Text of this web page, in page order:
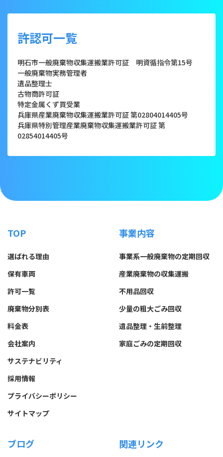
許認可一覧
明石市一般廃棄物収集運搬業許可証 明資循指令第15号
一般廃棄物実務管理者
遺品整理士
古物商許可証
特定金属くず買受業
兵庫県産業廃棄物収集運搬業許可証 第02804014405号
兵庫県特別管理産業廃棄物収集運搬業許可証 第
02854014405号
TOP
選ばれる理由
保有車両
許可一覧
廃棄物分別表
料金表
会社案内
サステナビリティ
採用情報
プライバシーポリシー
サイトマップ
事業内容
事業系一般廃棄物の定期回収
産業廃棄物の収集運搬
不用品回収
少量の粗大ごみ回収
遺品整理・生前整理
家庭ごみの定期回収
ブログ 関連リンク